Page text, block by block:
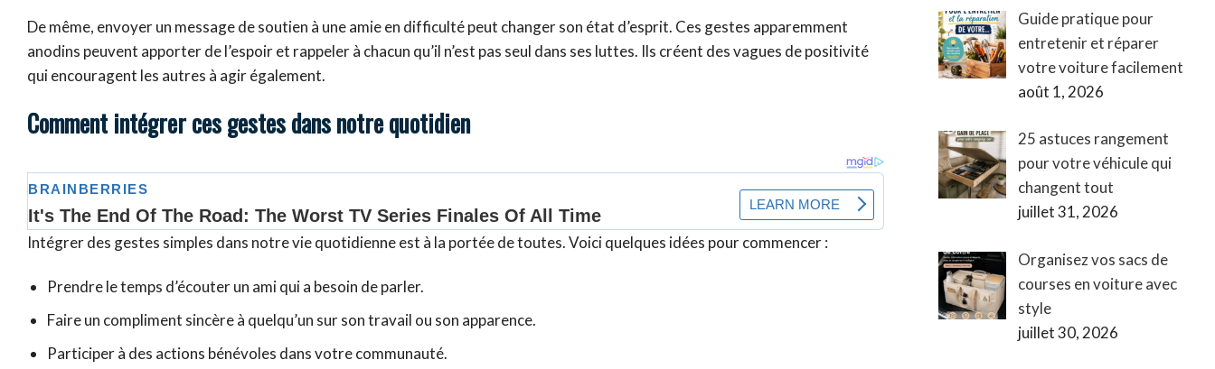
De même, envoyer un message de soutien à une amie en difficulté peut changer son état d’esprit. Ces gestes apparemment
anodins peuvent apporter de l’espoir et rappeler à chacun qu’il n’est pas seul dans ses luttes. Ils créent des vagues de positivité
qui encouragent les autres à agir également.
Comment intégrer ces gestes dans notre quotidien
Intégrer des gestes simples dans notre vie quotidienne est à la portée de toutes. Voici quelques idées pour commencer :
Prendre le temps d’écouter un ami qui a besoin de parler.
Faire un compliment sincère à quelqu’un sur son travail ou son apparence.
Participer à des actions bénévoles dans votre communauté.
Guide pratique pour
entretenir et réparer
votre voiture facilement
août 1, 2026
25 astuces rangement
pour votre véhicule qui
changent tout
juillet 31, 2026
Organisez vos sacs de
courses en voiture avec
style
juillet 30, 2026